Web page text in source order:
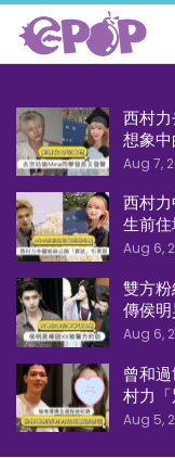
西村
想象中
Aug 7,
西村
生前住
Aug 6,
雙方
傳侯明
Aug 6,
曾和
村力「
Aug 5,